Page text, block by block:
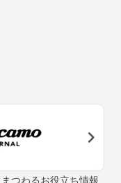
つわるお役立ち情報